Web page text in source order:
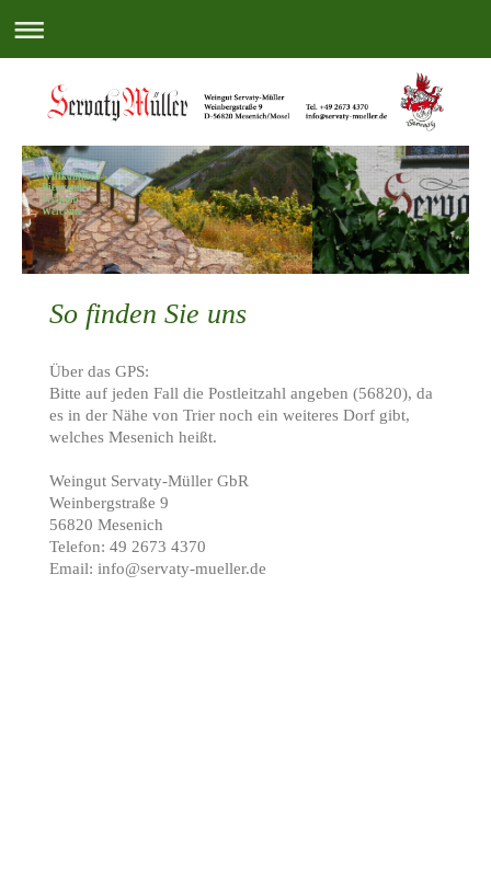
Willkommen
Bienvenue
Welkom
Welcome
So finden Sie uns
Über das GPS:
Bitte auf jeden Fall die Postleitzahl angeben (56820), da
es in der Nähe von Trier noch ein weiteres Dorf gibt,
welches Mesenich heißt.
Weingut Servaty-Müller GbR
Weinbergstraße 9
56820 Mesenich
Telefon: 49 2673 4370
Email: info@servaty-mueller.de